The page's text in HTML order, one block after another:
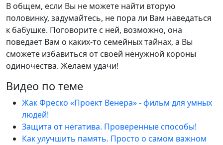
В общем, если Вы не можете найти вторую
половинку, задумайтесь, не пора ли Вам наведаться
к бабушке. Поговорите с ней, возможно, она
поведает Вам о каких-то семейных тайнах, а Вы
сможете избавиться от своей ненужной короны
одиночества. Желаем удачи!
Видео по теме
Жак Фреско «Проект Венера» - фильм для умных
людей!
Защита от негатива. Проверенные способы!
Как улучшить память. Просто о самом важном